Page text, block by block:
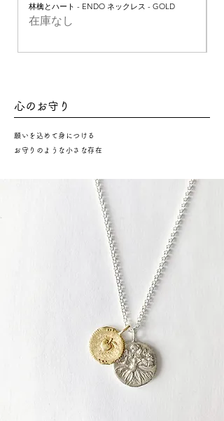
林檎とハート - ENDO ネックレス - GOLD
在庫なし
心のお守り
願いを込めて身につける
お守りのような小さな存在